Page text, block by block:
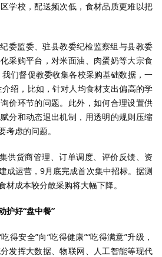
学校，配送频次低，食材品质更难以把
委监委、驻县教委纪检监察组与县教委
采购平台，对米面油、肉蛋奶等大宗食
们督促教委收集各校采购基础数据，一
绍，比如，针对人均食材支出偏高的学
价环节的问题。此外，如何合理设置供
分和动态退出机制，用透明的规则压缩
考虑的问题。
供货商管理、订单调度、评价反馈、资
成运营，9月底完成首次集中招标。据测
成本较分散采购将大幅下降。
护好“盘中餐”
得安全”向“吃得健康”“吃得满意”升级，
发挥大数据、物联网、人工智能等现代